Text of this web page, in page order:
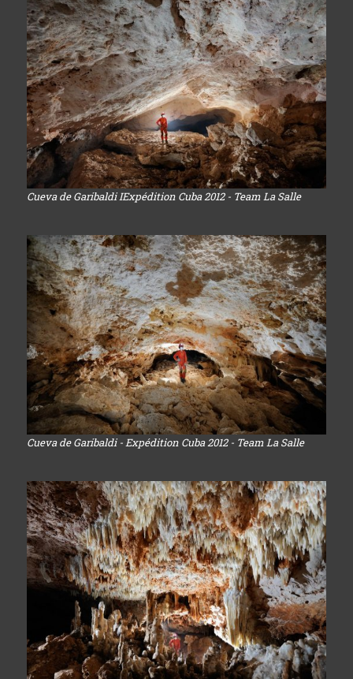
Cueva de Garibaldi IExpédition Cuba 2012 - Team La Salle
Cueva de Garibaldi - Expédition Cuba 2012 - Team La Salle